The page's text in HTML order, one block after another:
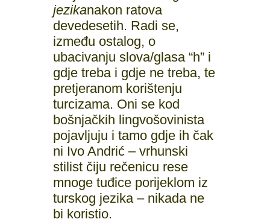
jezikanakon ratova
devedesetih. Radi se,
između ostalog, o
ubacivanju slova/glasa “h” i
gdje treba i gdje ne treba, te
pretjeranom korištenju
turcizama. Oni se kod
bošnjačkih lingvošovinista
pojavljuju i tamo gdje ih čak
ni Ivo Andrić – vrhunski
stilist čiju rečenicu rese
mnoge tuđice porijeklom iz
turskog jezika – nikada ne
bi koristio.